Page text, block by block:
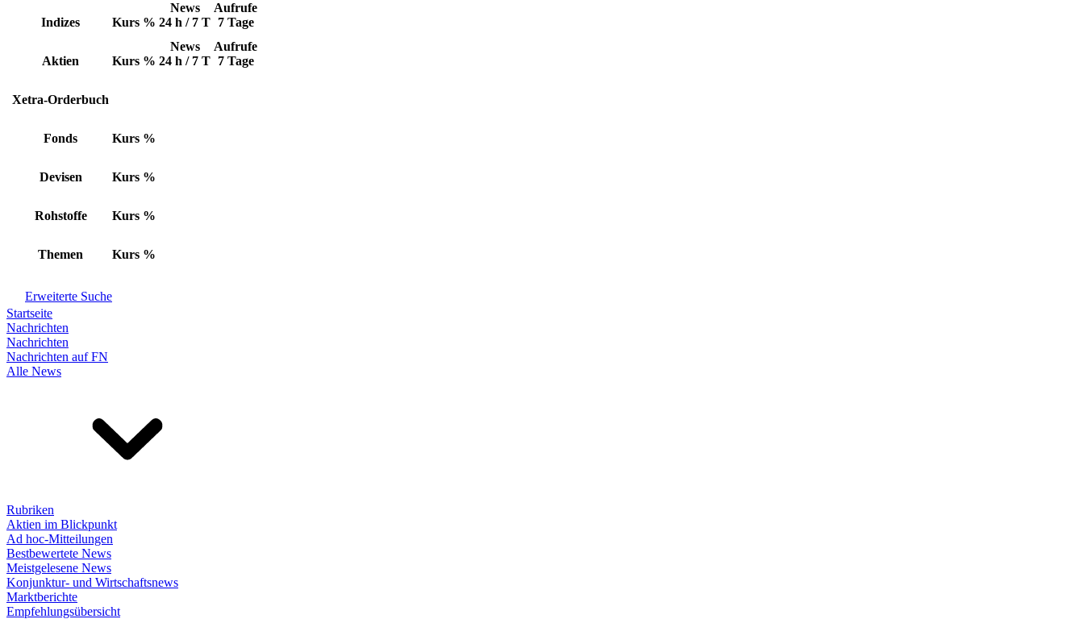
Indizes Kurs %
News
24 h / 7 T
Aufrufe
7 Tage
Aktien Kurs %
News
24 h / 7 T
Aufrufe
7 Tage
Xetra-Orderbuch
Fonds Kurs %
Devisen Kurs %
Rohstoffe Kurs %
Themen Kurs %
Erweiterte Suche
Startseite
Nachrichten
Nachrichten
Nachrichten auf FN
Alle News
Rubriken
Aktien im Blickpunkt
Ad hoc-Mitteilungen
Bestbewertete News
Meistgelesene News
Konjunktur- und Wirtschaftsnews
Marktberichte
Empfehlungsübersicht